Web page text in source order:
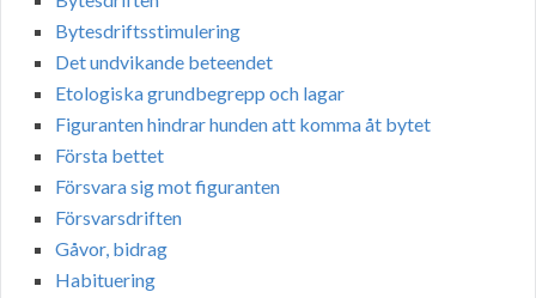
Bytesdriftsstimulering
Det undvikande beteendet
Etologiska grundbegrepp och lagar
Figuranten hindrar hunden att komma åt bytet
Första bettet
Försvara sig mot figuranten
Försvarsdriften
Gåvor, bidrag
Habituering